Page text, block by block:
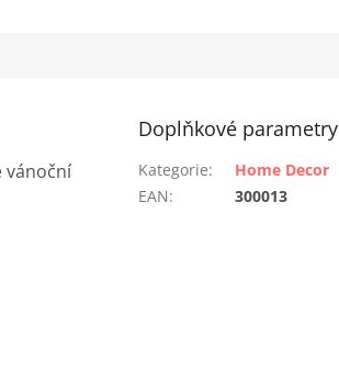
vánoční
Doplňkové parametry
Kategorie:
Home Decor
EAN: 300013